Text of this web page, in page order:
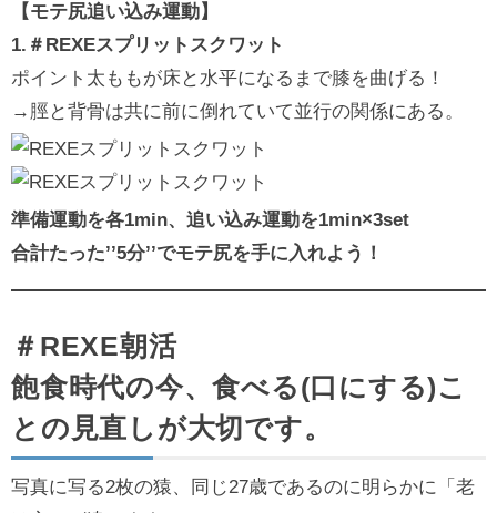
【モテ尻追い込み運動】
1.＃REXEスプリットスクワット
ポイント太ももが床と水平になるまで膝を曲げる！
→脛と背骨は共に前に倒れていて並行の関係にある。
準備運動を各1min、追い込み運動を1min×3set
合計たった’’5分’’でモテ尻を手に入れよう！
＃REXE朝活
飽食時代の今、食べる(口にする)こ
との見直しが大切です。
写真に写る2枚の猿、同じ27歳であるのに明らかに「老